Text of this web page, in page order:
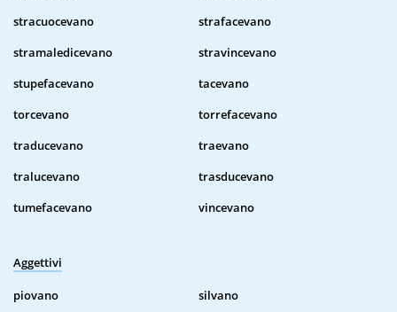
stracuocevano
strafacevano
stramaledicevano
stravincevano
stupefacevano
tacevano
torcevano
torrefacevano
traducevano
traevano
tralucevano
trasducevano
tumefacevano
vincevano
Aggettivi
piovano
silvano